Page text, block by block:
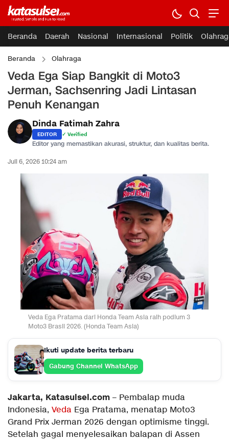
Beranda Daerah Nasional Internasional Politik
Beranda Olahraga
Veda Ega Siap Bangkit di Moto3
Jerman, Sachsenring Jadi Lintasan
Penuh Kenangan
Dinda Fatimah Zahra
EDITOR ✓ Verified
Editor yang memastikan akurasi, struktur, dan kualitas berita.
Juli 6, 2026 10:24 am
Veda Ega Pratama dari Honda Team Asia raih podium 3
Moto3 Brasil 2026. (Honda Team Asia)
Ikuti update berita terbaru
Gabung Channel WhatsApp
Jakarta, Katasulsel.com – Pembalap muda
Indonesia, Veda Ega Pratama, menatap Moto3
Grand Prix Jerman 2026 dengan optimisme tinggi.
Setelah gagal menyelesaikan balapan di Assen